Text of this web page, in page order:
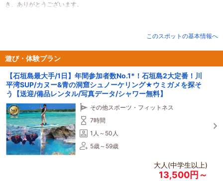
き、ありがとうございます。
『せっかく旅行に来たのにずっとホテル…』なんてことにならないよう個別で
も相談を受け付けています。
楽しい旅行を笑顔で飾れるようガイドが全力でお手伝い致します！
★沖縄県認定の安全対策優良海域レジャー提供業者(マル優)★
沖縄県から安全対策優良海域レジャー提供業者の認定を受けており、最高水準
の安全性を維持しております。
皆様の特別なご旅行を安心して安全にご参加いただけるよう尽力してまいりま
す。
ご家族から初心者の方までお気軽にご参加ください！
このスポットの基本情報へ
遊び・体験プラン
【石垣島最大手/1日】年間参加者数No.1*！石垣島2大定番！川
平湾SUP/カヌー&青の洞窟シュノーケリング★ウミガメを探そ
う【送迎/備品レンタル/写真データ/シャワー無料】
その他スポーツ・フィットネス
7時間
1人～50人
5歳～59歳
大人(中学生以上)
13,500円～